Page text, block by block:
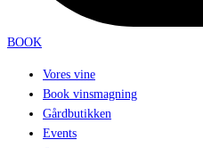
BOOK
Vores vine
Book vinsmagning
Gårdbutikken
Events